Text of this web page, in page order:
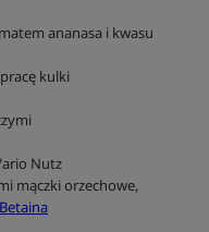
ananasa i kwasu
kulki
Nutz
mączki orzechowe,
Betaina